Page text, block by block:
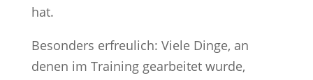
hat.
Besonders erfreulich: Viele Dinge, an
denen im Training gearbeitet wurde,